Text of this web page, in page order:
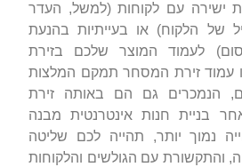
ישירה עם לקוחות (למשל, העדר
של הלקוח) או בעייתיות בהנעת
לעמוד המוצר שלכם בזירת
עמוד זירת המסחר תמקם המלצות
הנמכרים גם הם באותה זירת
בניית חנות אינטרנטית מבנה
נמוך יותר, תהייה לכם שליטה
והתקשורת עם הגולשים והלקוחות